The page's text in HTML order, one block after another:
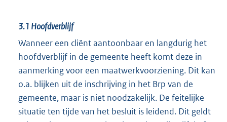
3.1 Hoofdverblijf
Wanneer een cliënt aantoonbaar en langdurig het
hoofdverblijf in de gemeente heeft komt deze in
aanmerking voor een maatwerkvoorziening. Dit kan
o.a. blijken uit de inschrijving in het Brp van de
gemeente, maar is niet noodzakelijk. De feitelijke
situatie ten tijde van het besluit is leidend. Dit geldt